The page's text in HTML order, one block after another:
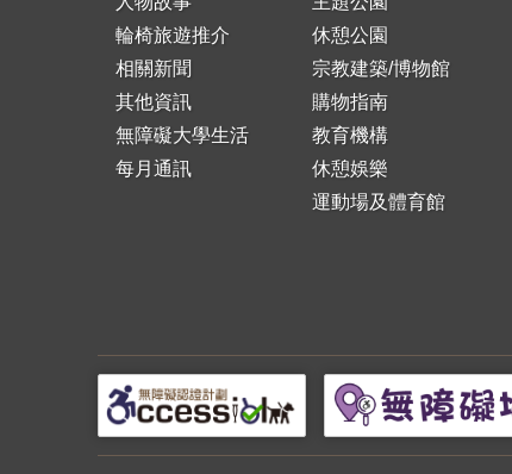
輪椅旅遊推介
相關新聞
其他資訊
無障礙大學生活
每月通訊
休憩公園
宗教建築/博物館
購物指南
教育機構
休憩娛樂
運動場及體育館